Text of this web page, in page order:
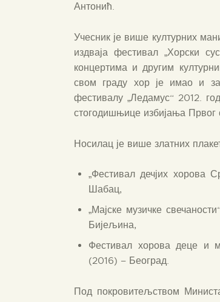
Антонић.
Учесник је више културних
издваја фестивал „Хорски
концертима и другим
свом граду хор је имао и
фестивалу „Ледамус“ 2012.
стогодишњице избијања Првог
Носилац је више златних
„Фестивал дечјих хорова
Шабац,
„Мајске музичке
Бијељина,
Фестивал хорова деце и
(2016) – Београд.
Под покровитељством